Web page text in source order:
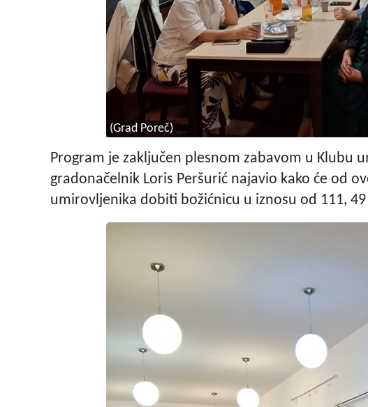
(Grad Poreč)
Program je zaključen plesnom zabavom u Klubu
gradonačelnik Loris Peršurić najavio kako će od
umirovljenika dobiti božićnicu u iznosu od 111,